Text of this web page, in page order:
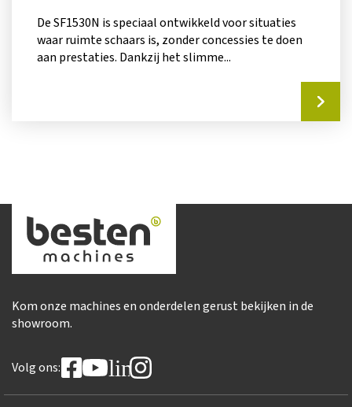
De SF1530N is speciaal ontwikkeld voor situaties
waar ruimte schaars is, zonder concessies te doen
aan prestaties. Dankzij het slimme...
Kom onze machines en onderdelen gerust bekijken in de
showroom.
Volg ons: linkedin